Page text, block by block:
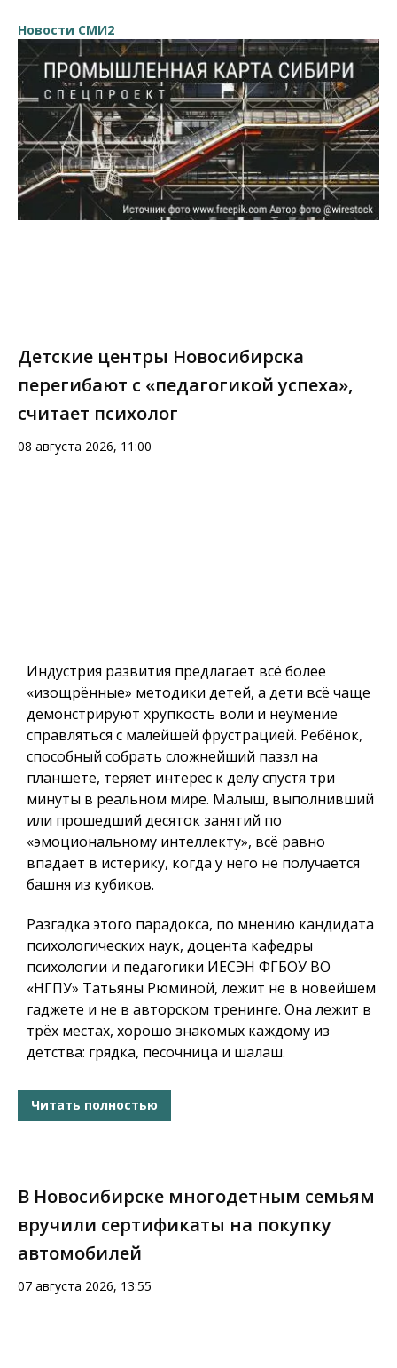
Новости СМИ2
Детские центры Новосибирска
перегибают с «педагогикой успеха»,
считает психолог
08 августа 2026, 11:00
Индустрия развития предлагает всё более
«изощрённые» методики детей, а дети всё чаще
демонстрируют хрупкость воли и неумение
справляться с малейшей фрустрацией. Ребёнок,
способный собрать сложнейший паззл на
планшете, теряет интерес к делу спустя три
минуты в реальном мире. Малыш, выполнивший
или прошедший десяток занятий по
«эмоциональному интеллекту», всё равно
впадает в истерику, когда у него не получается
башня из кубиков.
Разгадка этого парадокса, по мнению кандидата
психологических наук, доцента кафедры
психологии и педагогики ИЕСЭН ФГБОУ ВО
«НГПУ» Татьяны Рюминой, лежит не в новейшем
гаджете и не в авторском тренинге. Она лежит в
трёх местах, хорошо знакомых каждому из
детства: грядка, песочница и шалаш.
Читать полностью
В Новосибирске многодетным семьям
вручили сертификаты на покупку
автомобилей
07 августа 2026, 13:55